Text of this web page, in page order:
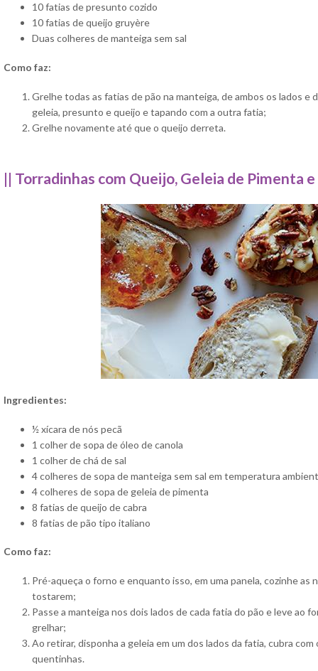
10 fatias de presunto cozido
10 fatias de queijo gruyère
Duas colheres de manteiga sem sal
Como faz:
Grelhe todas as fatias de pão na manteiga, de ambos os lados e
geleia, presunto e queijo e tapando com a outra fatia;
Grelhe novamente até que o queijo derreta.
|| Torradinhas com Queijo, Geleia de Pimenta
Ingredientes:
½ xícara de nós pecã
1 colher de sopa de óleo de canola
1 colher de chá de sal
4 colheres de sopa de manteiga sem sal em temperatura
4 colheres de sopa de geleia de pimenta
8 fatias de queijo de cabra
8 fatias de pão tipo italiano
Como faz:
Pré-aqueça o forno e enquanto isso, em uma panela, cozinhe as
tostarem;
Passe a manteiga nos dois lados de cada fatia do pão e leve ao
grelhar;
Ao retirar, disponha a geleia em um dos lados da fatia, cubra
quentinhas.